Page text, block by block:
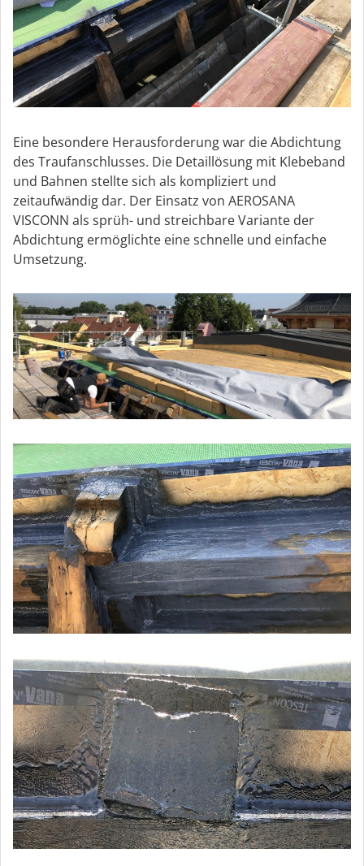
Eine besondere Herausforderung war die Abdichtung
des Traufanschlusses. Die Detaillösung mit Klebeband
und Bahnen stellte sich als kompliziert und
zeitaufwändig dar. Der Einsatz von AEROSANA
VISCONN als sprüh- und streichbare Variante der
Abdichtung ermöglichte eine schnelle und einfache
Umsetzung.